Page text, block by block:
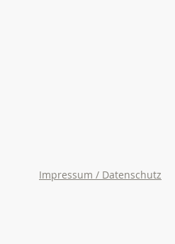
Impressum / Datenschutz